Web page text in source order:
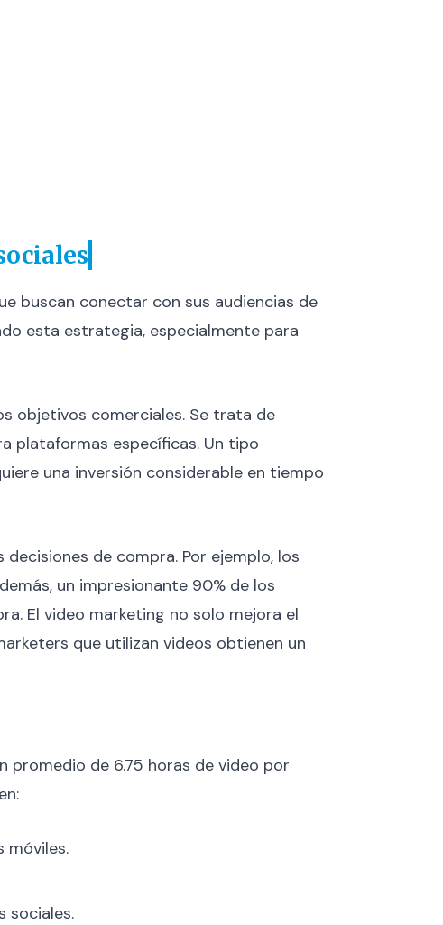
buscan conectar con sus audiencias de
esta estrategia, especialmente para
objetivos comerciales. Se trata de
plataformas específicas. Un tipo
una inversión considerable en tiempo
de compra. Por ejemplo, los
un impresionante 90% de los
El video marketing no solo mejora el
que utilizan videos obtienen un
promedio de 6.75 horas de video por
móviles.
sociales.